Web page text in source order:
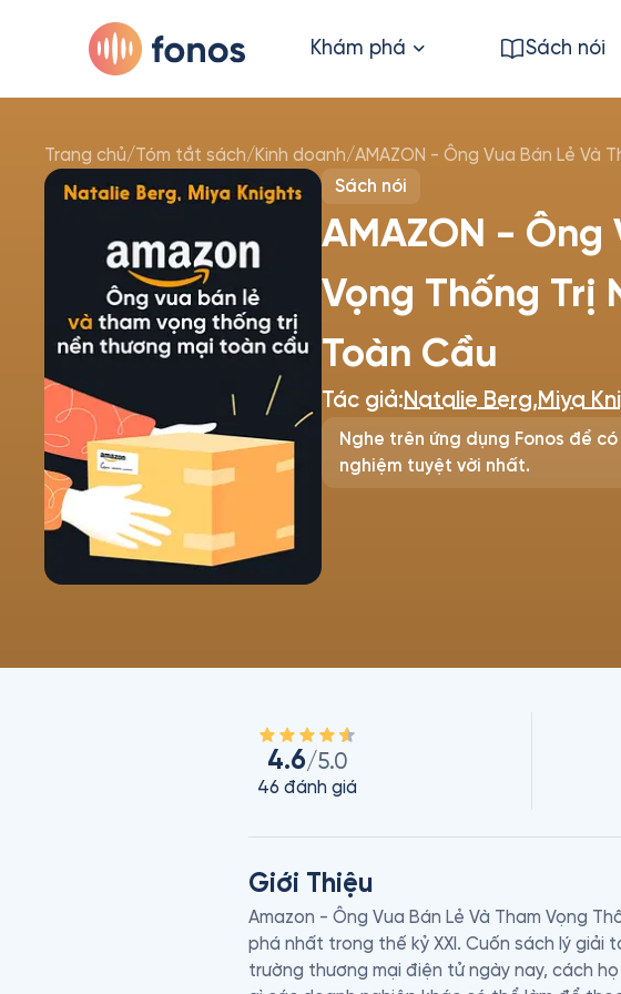
Khám phá Sách nói
Trang chủ/Tóm tắt sách/Kinh doanh/AMAZON - Ông Vua Bán Lẻ Và
Sách nói
AMAZON - Ông
Vọng Thống Trị
Toàn Cầu
Tác giả:Natalie Berg,Miya
Nghe trên ứng dụng Fonos để
nghiệm tuyệt vời nhất.
4.6/5.0
46 đánh giá
Giới Thiệu
Amazon - Ông Vua Bán Lẻ Và Tham Vọng
phá nhất trong thế kỷ XXI. Cuốn sách lý
trường thương mại điện tử ngày nay, cách